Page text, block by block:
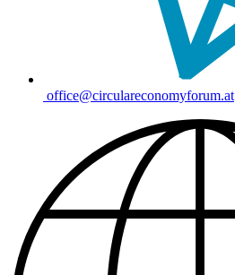
office@circulareconomyforum.at